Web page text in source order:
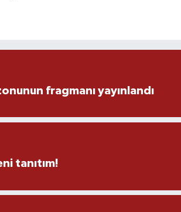
fragmanı yayınlandı
tanıtım!